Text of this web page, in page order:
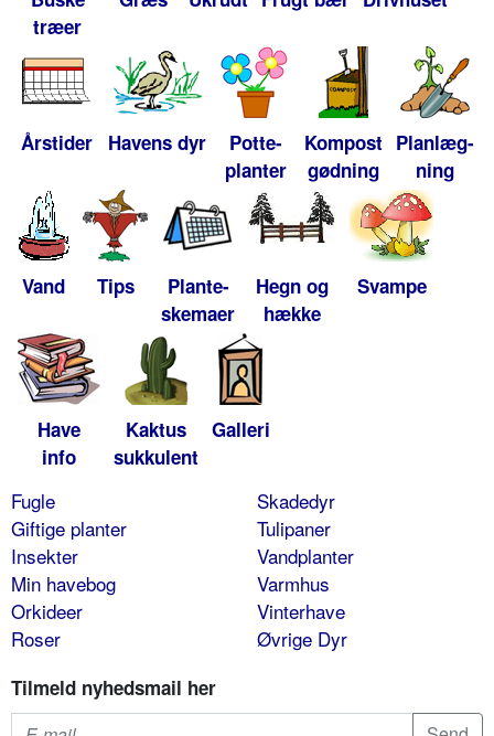
træer
Årstider Havens dyr
Potte-
planter
Kompost
gødning
Planlæg-
ning
Vand Tips
Plante-
skemaer
Hegn og
hække
Svampe
Have
info
Kaktus
sukkulent
Galleri
Fugle
Giftige planter
Insekter
Min havebog
Orkideer
Roser
Skadedyr
Tulipaner
Vandplanter
Varmhus
Vinterhave
Øvrige Dyr
Tilmeld nyhedsmail her